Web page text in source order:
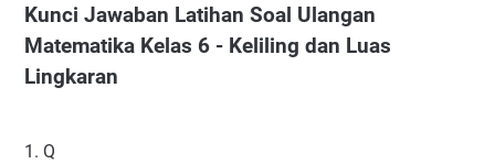
Kunci Jawaban Latihan Soal Ulangan
Matematika Kelas 6 - Keliling dan Luas
Lingkaran
1. Q